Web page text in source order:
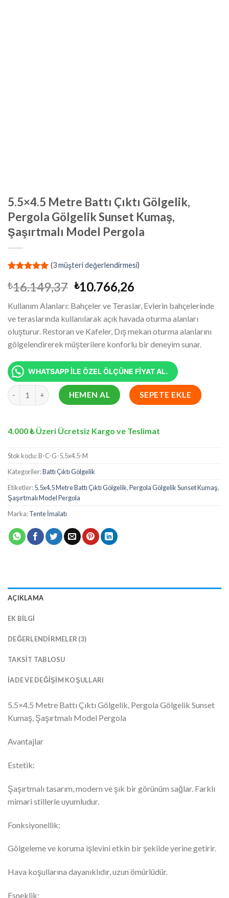
5.5×4.5 Metre Battı Çıktı Gölgelik,
Pergola Gölgelik Sunset Kumaş,
Şaşırtmalı Model Pergola
puanına
dayanarak
5 üzerinden
5.00puan
aldı
(3müşteri değerlendirmesi)
₺16.149,37 Orijinal
₺16.149,37.
₺10.766,26
fiyat:
₺10.766,26.
Kullanım Alanları: Bahçeler ve Teraslar, Evlerin bahçelerinde
ve teraslarında kullanılarak açık havada oturma alanları
oluşturur. Restoran ve Kafeler, Dış mekan oturma alanlarını
gölgelendirerek müşterilere konforlu bir deneyim sunar.
WHATSAPP İLE ÖZEL ÖLÇÜNE FİYAT AL.
5.5x4.5 Metre Battı Çıktı Gölgelik, Pergola Gölgelik Sunset
HEMEN AL SEPETE EKLE
4.000 ₺ Üzeri Ücretsiz Kargo ve Teslimat
Stok kodu:B-C-G-5.5x4.5-M
Kategoriler:Battı Çıktı Gölgelik
Etiketler:5.5x4.5 Metre Battı Çıktı Gölgelik,Pergola Gölgelik Sunset Kumaş,
Şaşırtmalı Model Pergola
Marka:Tente İmalatı
AÇIKLAMA
EK BILGI
DEĞERLENDIRMELER (3)
TAKSIT TABLOSU
İADE VE DEĞIŞIM KOŞULLARI
5.5×4.5 Metre Battı Çıktı Gölgelik, Pergola Gölgelik Sunset
Kumaş, Şaşırtmalı Model Pergola
Avantajlar
Estetik:
Şaşırtmalı tasarım, modern ve şık bir görünüm sağlar. Farklı
mimari stillerle uyumludur.
Fonksiyonellik:
Gölgeleme ve koruma işlevini etkin bir şekilde yerine getirir.
Hava koşullarına dayanıklıdır, uzun ömürlüdür.
Esneklik: